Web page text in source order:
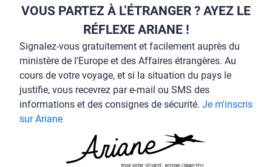
VOUS PARTEZ À L’ÉTRANGER ? AYEZ LE
RÉFLEXE ARIANE !
Signalez-vous gratuitement et facilement auprès du
ministère de l'Europe et des Affaires étrangères. Au
cours de votre voyage, et si la situation du pays le
justifie, vous recevrez par e-mail ou SMS des
informations et des consignes de sécurité.
Je m'inscris
sur Ariane